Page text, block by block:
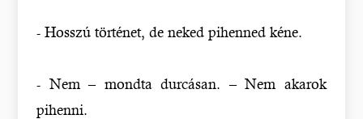
- Hosszú történet, de neked pihenned kéne.
- Nem – mondta durcásan. – Nem akarok
pihenni.